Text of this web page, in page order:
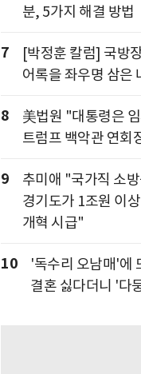
분, 5가지 해결 방법
7
[박정훈 칼럼] 국방
어록을 좌우명 삼은
8
美법원 "대통령은
트럼프 백악관 연회
9
추미애 "국가직 소
경기도가 1조원 이
개혁 시급"
10
'독수리 오남매'에
결혼 싫다더니 '다